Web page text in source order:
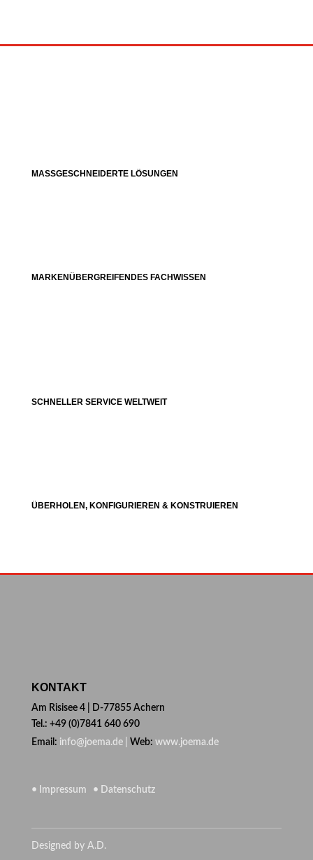
MASSGESCHNEIDERTE LÖSUNGEN
MARKENÜBERGREIFENDES FACHWISSEN
SCHNELLER SERVICE WELTWEIT
ÜBERHOLEN, KONFIGURIEREN & KONSTRUIEREN
KONTAKT
Am Risisee 4 | D-77855 Achern
Tel.: +49 (0)7841 640 690
Email: info@joema.de | Web: www.joema.de
• Impressum • Datenschutz
Designed by A.D.